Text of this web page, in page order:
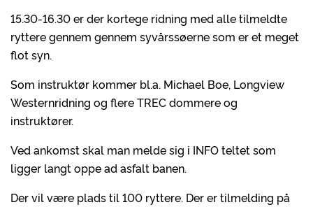
15.30-16.30 er der kortege ridning med alle tilmeldte
ryttere gennem gennem syvårssøerne som er et meget
flot syn.
Som instruktør kommer bl.a. Michael Boe, Longview
Westernridning og flere TREC dommere og
instruktører.
Ved ankomst skal man melde sig i INFO teltet som
ligger langt oppe ad asfalt banen.
Der vil være plads til 100 ryttere. Der er tilmelding på